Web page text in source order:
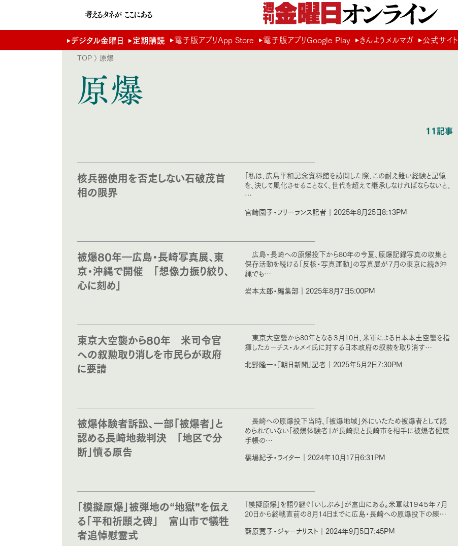
デジタル金曜日 定期購読 電子版アプリApp Store 電子版アプリGoogle Play きんようメルマガ 公式サイト
TOP 〉 原爆
原爆
11記事
核兵器使用を否定しない石破茂首
相の限界
「私は、広島平和記念資料館を訪問した際、この耐え難い経験と記憶
を、決して風化させることなく、世代を超えて継承しなければならないと、
…
宮崎園子・フリーランス記者｜2025年8月25日8:13PM
被爆80年―広島・長崎写真展、東
京・沖縄で開催 「想像力振り絞り、
心に刻め」
広島・長崎への原爆投下から80年の今夏、原爆記録写真の収集と
保存活動を続ける「反核・写真運動」の写真展が７月の東京に続き沖
縄でも…
岩本太郎・編集部｜2025年8月7日5:00PM
東京大空襲から80年 米司令官
への叙勲取り消しを市民らが政府
に要請
東京大空襲から80年となる３月10日、米軍による日本本土空襲を指
揮したカーチス・ルメイ氏に対する日本政府の叙勲を取り消す…
北野隆一・『朝日新聞』記者｜2025年5月2日7:30PM
被爆体験者訴訟、一部「被爆者」と
認める長崎地裁判決 「地区で分
断」憤る原告
長崎への原爆投下当時、「被爆地域」外にいたため被爆者として認
められていない「被爆体験者」が長崎県と長崎市を相手に被爆者健康
手帳の…
橋場紀子・ライター｜2024年10月17日6:31PM
「模擬原爆」被弾地の“地獄”を伝え
る「平和祈願之碑」 富山市で犠牲
者追悼慰霊式
「模擬原爆」を語り継ぐ「いしぶみ」が富山にある。米軍は１９４５年７月
20日から終戦直前の８月14日までに広島・長崎への原爆投下の練…
藍原寛子・ジャーナリスト｜2024年9月5日7:45PM